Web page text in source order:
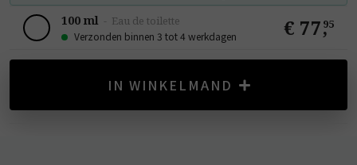
100 ml - Eau de toilette
Verzonden binnen 3 tot 4 werkdagen € 77,
95
IN WINKELMAND